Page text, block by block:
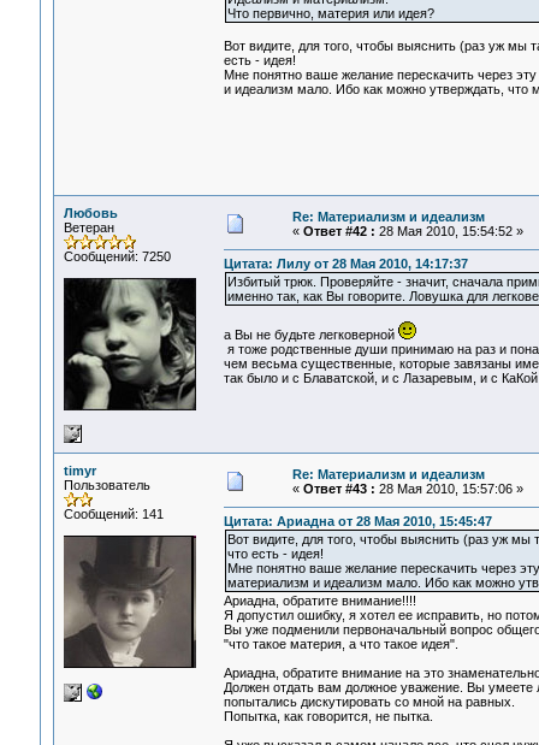
Что первично, материя или идея?
Вот видите, для того, чтобы выяснить (раз уж мы
есть - идея!
Мне понятно ваше желание перескачить через
и идеализм мало. Ибо как можно утверждать, что
Любовь
Ветеран
Сообщений: 7250
Re: Материализм и идеализм
« Ответ #42 : 28 Мая 2010, 15:54:52 »
Цитата: Лилу от 28 Мая 2010, 14:17:37
Избитый трюк. Проверяйте - значит, сначала
именно так, как Вы говорите. Ловушка для
а Вы не будьте легковерной
я тоже родственные души принимаю на раз и
чем весьма существенные, которые завязаны
так было и с Блаватской, и с Лазаревым, и с
timyr
Пользователь
Сообщений: 141
Re: Материализм и идеализм
« Ответ #43 : 28 Мая 2010, 15:57:06 »
Цитата: Ариадна от 28 Мая 2010, 15:45:47
Вот видите, для того, чтобы выяснить (раз уж
что есть - идея!
Мне понятно ваше желание перескачить через
материализм и идеализм мало. Ибо как можно
Ариадна, обратите внимание!!!!
Я допустил ошибку, я хотел ее исправить, но
Вы уже подменили первоначальный вопрос
"что такое материя, а что такое идея".
Ариадна, обратите внимание на это
Должен отдать вам должное уважение. Вы умеете
попытались дискутировать со мной на равных.
Попытка, как говорится, не пытка.